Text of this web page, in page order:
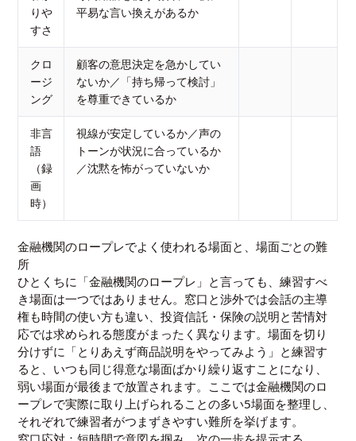
りや
すさ
平易な言い換えがあるか
クロ
ージ
ング
顧客の意思決定を急かしてい
ないか／「持ち帰って検討」
を尊重できているか
非言
語
（録
画
時）
視線が安定しているか／声の
トーンが状況に合っているか
／沈黙を怖がっていないか
金融機関のロープレでよく使われる場面と、場面ごとの難
所
ひとくちに「金融機関のロープレ」と言っても、練習すべ
き場面は一つではありません。窓口と渉外では会話の主導
権も時間の使い方も違い、投資信託・保険の説明と苦情対
応では求められる態度がまったく異なります。場面を切り
分けずに「とりあえず商品説明をやってみよう」と練習す
ると、いつも同じ得意な場面ばかり繰り返すことになり、
弱い場面が最後まで放置されます。ここでは金融機関のロ
ープレで実際に取り上げられることの多い5場面を整理し、
それぞれで練習者がつまずきやすい難所を挙げます。